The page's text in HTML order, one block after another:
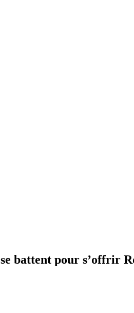
battent pour s’offrir